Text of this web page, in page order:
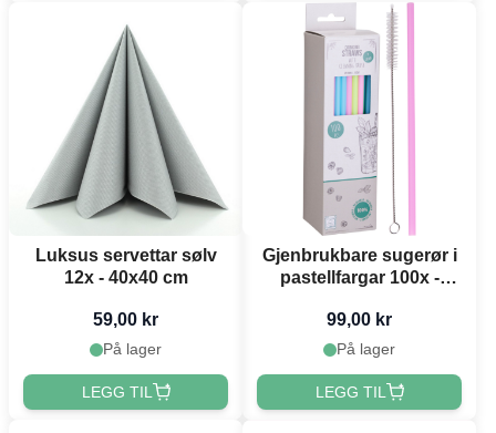
Luksus servettar sølv
12x - 40x40 cm
59,00 kr
På lager
LEGG TIL
Gjenbrukbare sugerør i
pastellfargar 100x -
99,00 kr
På lager
LEGG TIL